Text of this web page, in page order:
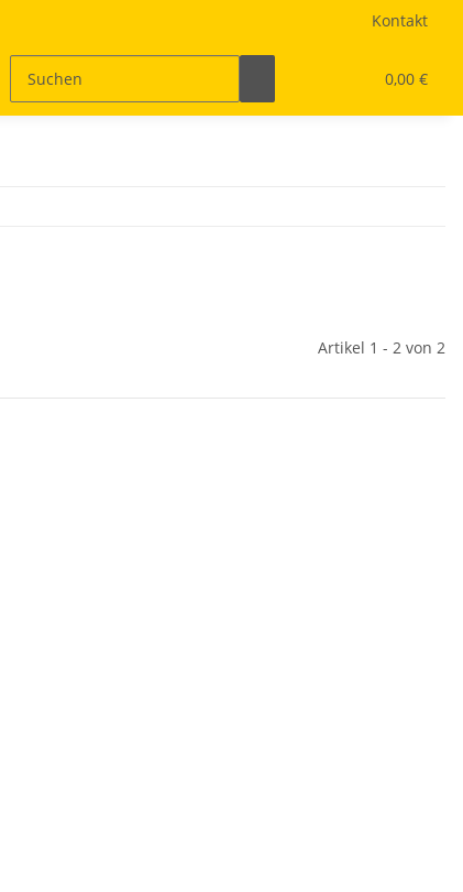
Kontakt
0,00 €
Artikel 1 - 2 von 2